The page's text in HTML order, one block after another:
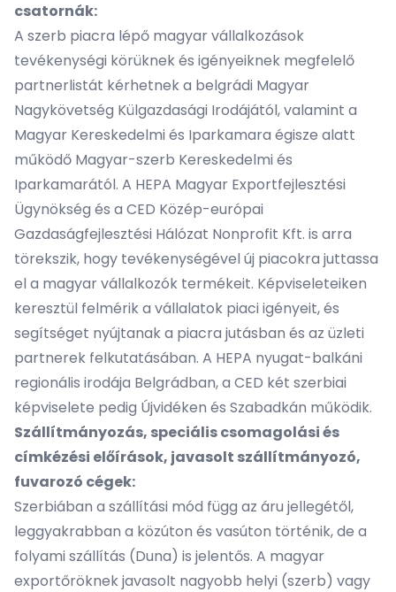
csatornák:
A szerb piacra lépő magyar vállalkozások
tevékenységi körüknek és igényeiknek megfelelő
partnerlistát kérhetnek a belgrádi Magyar
Nagykövetség Külgazdasági Irodájától, valamint a
Magyar Kereskedelmi és Iparkamara égisze alatt
működő Magyar-szerb Kereskedelmi és
Iparkamarától. A HEPA Magyar Exportfejlesztési
Ügynökség és a CED Közép-európai
Gazdaságfejlesztési Hálózat Nonprofit Kft. is arra
törekszik, hogy tevékenységével új piacokra juttassa
el a magyar vállalkozók termékeit. Képviseleteiken
keresztül felmérik a vállalatok piaci igényeit, és
segítséget nyújtanak a piacra jutásban és az üzleti
partnerek felkutatásában. A HEPA nyugat-balkáni
regionális irodája Belgrádban, a CED két szerbiai
képviselete pedig Újvidéken és Szabadkán működik.
Szállítmányozás, speciális csomagolási és
címkézési előírások, javasolt szállítmányozó,
fuvarozó cégek:
Szerbiában a szállítási mód függ az áru jellegétől,
leggyakrabban a közúton és vasúton történik, de a
folyami szállítás (Duna) is jelentős. A magyar
exportőröknek javasolt nagyobb helyi (szerb) vagy